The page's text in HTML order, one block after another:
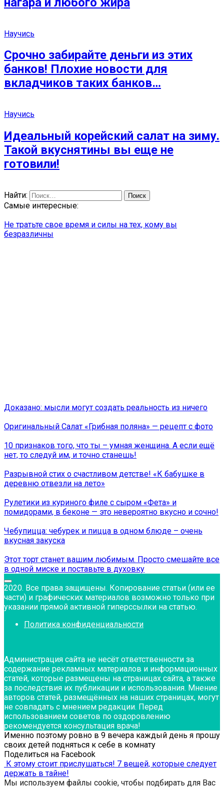
Научись
Срочно забирайте деньги из этих
банков! Плохие новости для
вкладчиков таких банков…
Научись
Идеальный корейский салат на зиму.
Такой вкуснятины вы еще не
готовили!
Найти:
Самые интересные:
Не тратьте свое время и силы на тех, кому вы
безразличны
Доказано: мысли могут создать реальность из ничего
Оригинальный Салат «Грибная поляна» — рецепт с фото
10 признаков того, что ты – умная женщина. А если ещё
нет, то следуй им, и точно станешь!
Разрывной стих о счастливом детстве! «К бабушке в
деревню отвезли на лето»
Рулетики из куриного филе с сыром «Фета» и
помидорами, в беконе — это невероятно вкусно и сочно!
Чебупицца: чебурек и пицца в одном блюде – очень
вкусная закуска
Этот торт станет вашим любимым. Просто смешайте все
в одной миске и поставьте в духовку
2020. Все права защищены. Копирование статьи (или ее
части) и графических материалов возможно только при
указании прямой активной гиперссылки на статью.
Политика конфиденциальности
Администрация сайта не несёт ответственности за
содержание рекламных материалов и информационных
статей, которые размещены на страницах сайта, а также
за последствия их публикации и использования. Мнение
авторов статей, размещённых на наших страницах, могут
не совпадать с мнением редакции. Перед
использованием советов по оздоровлению
рекомендуется консультация врача!
Именно поэтому ровно в 9 вечера каждый день я прошу
своих детей подняться к себе в комнату
Поделиться на Facebook
К этому стоит прислушаться! 7 вещей, которые следует
держать в тайне!
Мы используем файлы cookie, чтобы подбирать для Вас